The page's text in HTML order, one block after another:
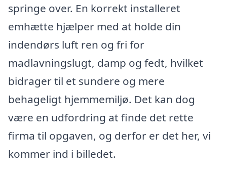
springe over. En korrekt installeret
emhætte hjælper med at holde din
indendørs luft ren og fri for
madlavningslugt, damp og fedt, hvilket
bidrager til et sundere og mere
behageligt hjemmemiljø. Det kan dog
være en udfordring at finde det rette
firma til opgaven, og derfor er det her, vi
kommer ind i billedet.